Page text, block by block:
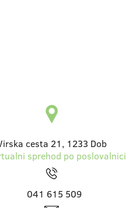
cesta 21, 1233 Dob
sprehod po poslovalnici
041 615 509